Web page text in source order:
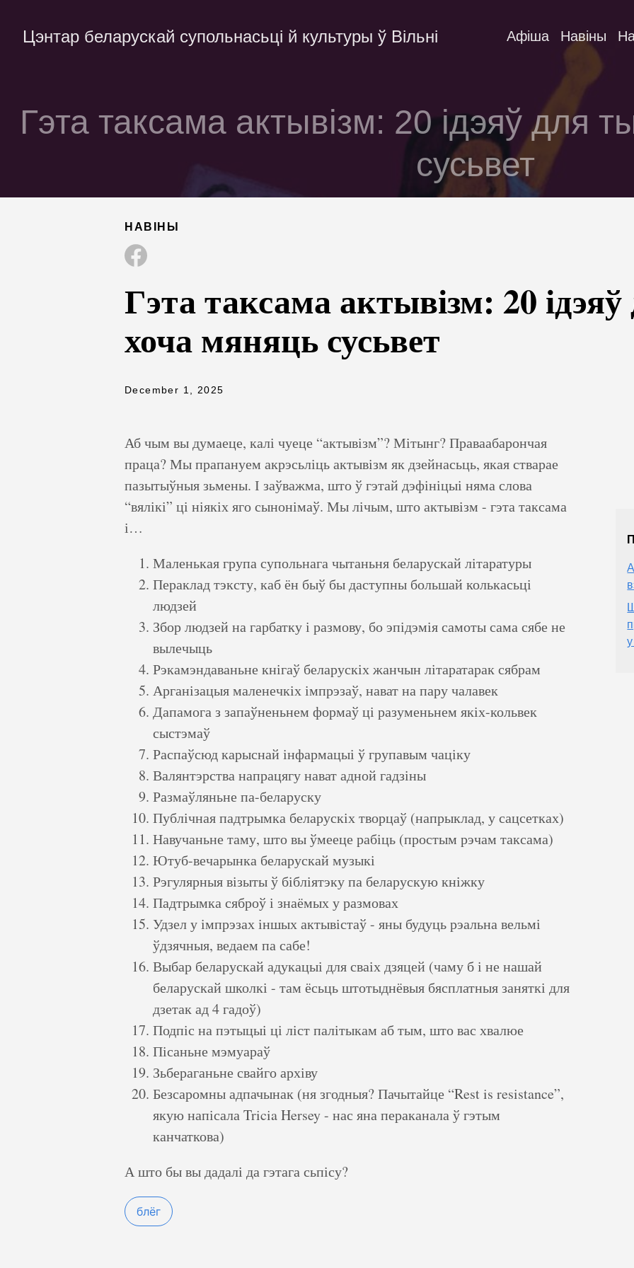
Цэнтар беларускай супольнасьці й культуры ў Вільні Афіша Навіны
Гэта таксама актывізм: 20 ідэяў для
сусьвет
НАВІНЫ
Гэта таксама актывізм: 20
хоча мяняць сусьвет
December 1, 2025
Аб чым вы думаеце, калі чуеце “актывізм”? Мітынг? Праваабарончая
праца? Мы прапануем акрэсьліць актывізм як дзейнасьць, якая стварае
пазытыўныя зьмены. І заўважма, што ў гэтай дэфініцыі няма слова
“вялікі” ці ніякіх яго сынонімаў. Мы лічым, што актывізм - гэта таксама
і…
Маленькая група супольнага чытаньня беларускай літаратуры
Пераклад тэксту, каб ён быў бы даступны большай колькасьці
людзей
Збор людзей на гарбатку і размову, бо эпідэмія самоты сама сябе не
вылечыць
Рэкамэндаваньне кнігаў беларускіх жанчын літаратарак сябрам
Арганізацыя маленечкіх імпрэзаў, нават на пару чалавек
Дапамога з запаўненьнем формаў ці разуменьнем якіх-кольвек
сыстэмаў
Распаўсюд карыснай інфармацыі ў групавым чаціку
Валянтэрства напрацягу нават адной гадзіны
Размаўляньне па-беларуску
Публічная падтрымка беларускіх творцаў (напрыклад, у сацсетках)
Навучаньне таму, што вы ўмееце рабіць (простым рэчам таксама)
Ютуб-вечарынка беларускай музыкі
Рэгулярныя візыты ў бібліятэку па беларускую кніжку
Падтрымка сяброў і знаёмых у размовах
Удзел у імпрэзах іншых актывістаў - яны будуць рэальна вельмі
ўдзячныя, ведаем па сабе!
Выбар беларускай адукацыі для сваіх дзяцей (чаму б і не нашай
беларускай школкі - там ёсьць штотыднёвыя бясплатныя заняткі для
дзетак ад 4 гадоў)
Подпіс на пэтыцыі ці ліст палітыкам аб тым, што вас хвалюе
Пісаньне мэмуараў
Зьбераганьне свайго архіву
Безсаромны адпачынак (ня згодныя? Пачытайце “Rest is resistance”,
якую напісала Tricia Hersey - нас яна пераканала ў гэтым
канчаткова)
А што бы вы дадалі да гэтага сьпісу?
блёг